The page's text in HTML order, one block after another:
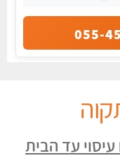
055-
עד הבית